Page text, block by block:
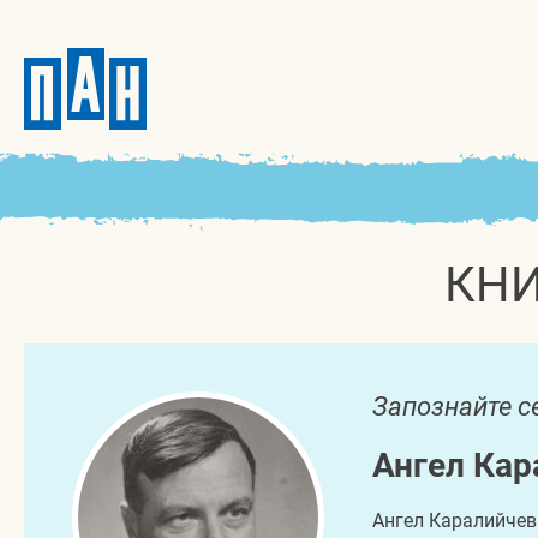
Запознайте
Ангел
Ангел